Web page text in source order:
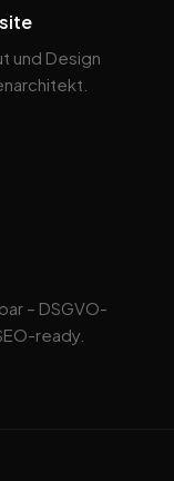
und Design
– DSGVO-
ready.